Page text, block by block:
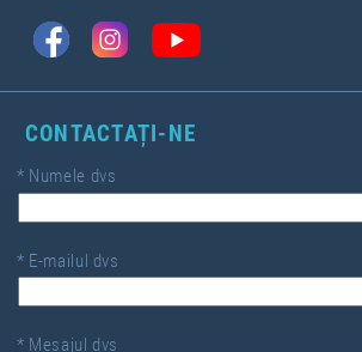
CONTACTAȚI-NE
* Numele dvs
* E-mailul dvs
* Mesajul dvs